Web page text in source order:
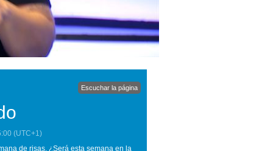
Escuchar la página
(UTC+1)
de risas. ¿Será esta semana en la